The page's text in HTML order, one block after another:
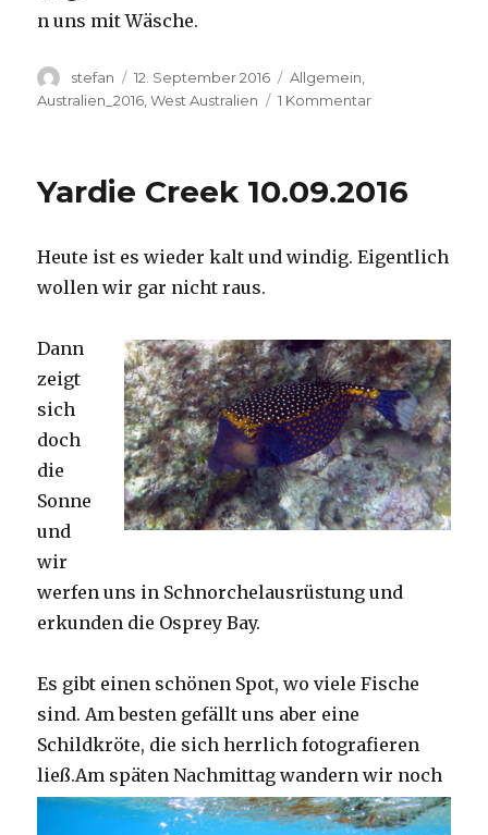
n uns mit Wäsche.
Autor
stefan
Veröffentlicht
am
12. September 2016 Kategorien
Allgemein
Australien_2016 ,West Australien 1 Kommentarzu
Yardie Creek 10.09.2016
Heute ist es wieder kalt und windig. Eigentlich
wollen wir gar nicht raus.
Dann
zeigt
sich
doch
die
Sonne
und
wir
werfen uns in Schnorchelausrüstung und
erkunden die Osprey Bay.
Es gibt einen schönen Spot, wo viele Fische
sind. Am besten gefällt uns aber eine
Schildkröte, die sich herrlich fotografieren
ließ.Am späten Nachmittag wandern wir noch